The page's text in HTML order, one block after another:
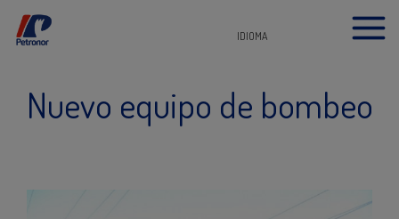
IDIOMA
Nuevo equipo de bombeo